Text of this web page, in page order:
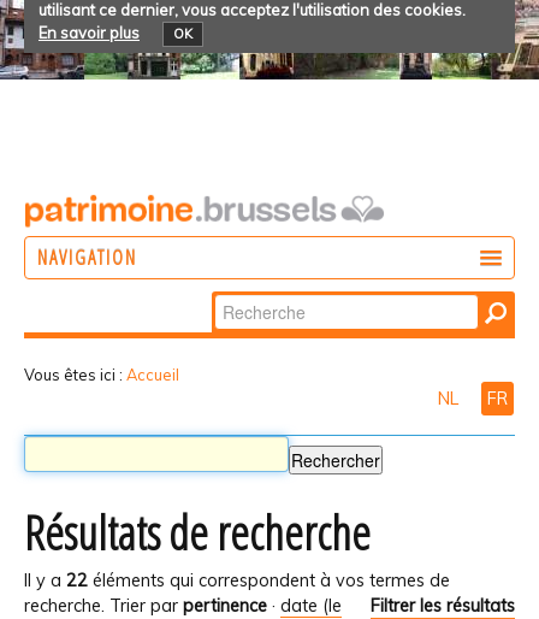
utilisant ce dernier, vous acceptez l'utilisation des cookies.
En savoir plus
OK
NAVIGATION
Chercher par
Recherche
Vous êtes ici : Accueil
NL FR
Résultats de recherche
Il y a 22 éléments qui correspondent à vos termes de
recherche.
Filtrer les résultats
Trier par pertinence · date (le